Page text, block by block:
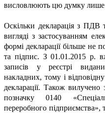
висловлюють цю думку лише
Оскільки декларація з ПДВ
вигляді з застосуванням
формі декларації більше не
та підпис. З 01.01.2015 р.
записів у реєстрі
накладних, тому і
декларації. Також вилучено
позначку 0140
переробного підприємства»,